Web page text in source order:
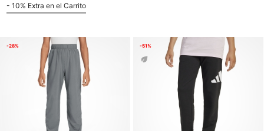
- 10% Extra en el Carrito
-28% -51%